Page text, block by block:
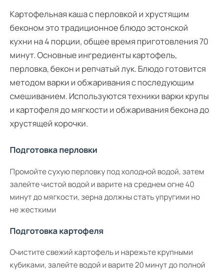
Картофельная каша с перловкой и хрустящим
беконом это традиционное блюдо эстонской
кухни на 4 порции, общее время приготовления 70
минут. Основные ингредиенты картофель,
перловка, бекон и репчатый лук. Блюдо готовится
методом варки и обжаривания с последующим
смешиванием. Используются техники варки крупы
и картофеля до мягкости и обжаривания бекона до
хрустящей корочки.
Подготовка перловки
Промойте сухую перловку под холодной водой, затем
залейте чистой водой и варите на среднем огне 40
минут до мягкости, зерна должны стать упругими но
не жесткими
Подготовка картофеля
Очистите свежий картофель и нарежьте крупными
кубиками, залейте водой и варите 20 минут до полной